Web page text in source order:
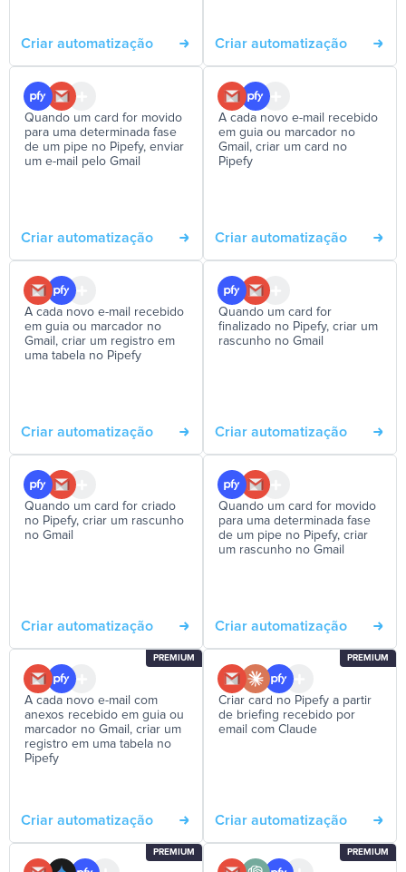
Criar automatização Criar automatização
Quando um card for movido
para uma determinada fase
de um pipe no Pipefy, enviar
um e-mail pelo Gmail
Criar automatização
A cada novo e-mail recebido
em guia ou marcador no
Gmail, criar um card no
Pipefy
Criar automatização
A cada novo e-mail recebido
em guia ou marcador no
Gmail, criar um registro em
uma tabela no Pipefy
Criar automatização
Quando um card for
finalizado no Pipefy, criar um
rascunho no Gmail
Criar automatização
Quando um card for criado
no Pipefy, criar um rascunho
no Gmail
Criar automatização
Quando um card for movido
para uma determinada fase
de um pipe no Pipefy, criar
um rascunho no Gmail
Criar automatização
PREMIUM
A cada novo e-mail com
anexos recebido em guia ou
marcador no Gmail, criar um
registro em uma tabela no
Pipefy
Criar automatização
PREMIUM
Criar card no Pipefy a partir
de briefing recebido por
email com Claude
Criar automatização
PREMIUM PREMIUM